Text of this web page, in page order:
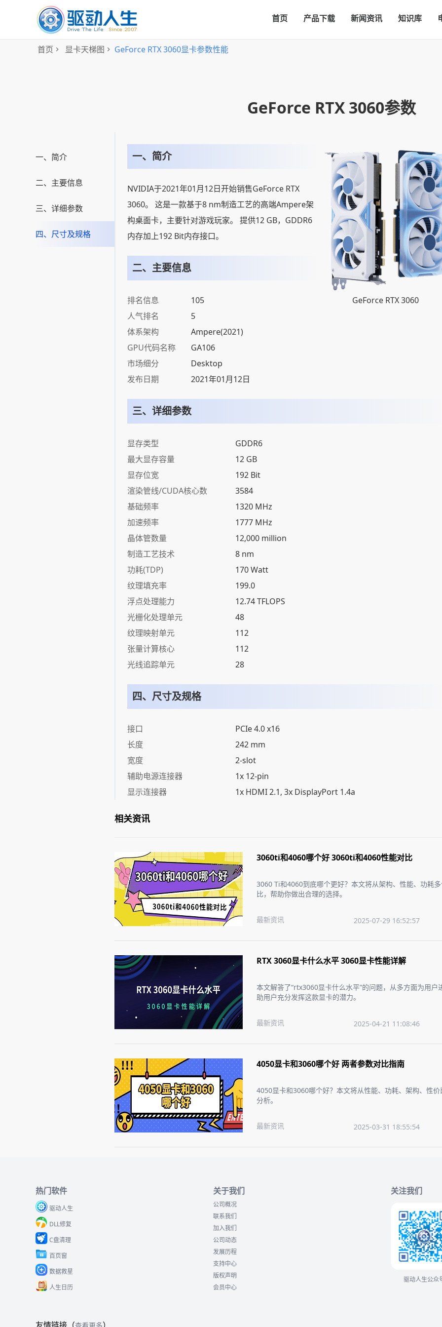
首页 产品下载 新闻资讯 知识库
首页 显卡天梯图 GeForce RTX 3060显卡参数性能
GeForce RTX 3060参数
一、简介
二、主要信息
三、详细参数
四、尺寸及规格
一、简介
NVIDIA于2021年01月12日开始销售GeForce RTX
3060。 这是一款基于8 nm制造工艺的高端Ampere架
构桌面卡，主要针对游戏玩家。 提供12 GB，GDDR6
内存加上192 Bit内存接口。
二、主要信息
排名信息
105
人气排名
5
体系架构
Ampere(2021)
GPU代码名称
GA106
市场细分
Desktop
发布日期
2021年01月12日
GeForce RTX 3060
三、详细参数
显存类型
GDDR6
最大显存容量
12 GB
显存位宽
192 Bit
渲染管线/CUDA核心数
3584
基础频率
1320 MHz
加速频率
1777 MHz
晶体管数量
12,000 million
制造工艺技术
8 nm
功耗(TDP)
170 Watt
纹理填充率
199.0
浮点处理能力
12.74 TFLOPS
光栅化处理单元
48
纹理映射单元
112
张量计算核心
112
光线追踪单元
28
四、尺寸及规格
接口
PCIe 4.0 x16
长度
242 mm
宽度
2-slot
辅助电源连接器
1x 12-pin
显示连接器
1x HDMI 2.1, 3x DisplayPort 1.4a
相关资讯
3060ti和4060哪个好 3060ti和4060性能对比
3060 Ti和4060到底哪个更好？本文将从架构、性能、功耗
比，帮助你做出合理的选择。
最新资讯 2025-07-29 16:52:57
RTX 3060显卡什么水平 3060显卡性能详解
本文解答了“rtx3060显卡什么水平”的问题，从多方面为用户
助用户充分发挥这款显卡的潜力。
最新资讯 2025-04-21 11:08:46
4050显卡和3060哪个好 两者参数对比指南
4050显卡和3060哪个好？本文将从性能、功耗、架构、性
分析。
最新资讯 2025-03-31 18:55:54
热门软件
驱动人生
DLL修复
C盘清理
百页窗
数据救星
人生日历
关于我们
公司概况
联系我们
加入我们
公司动态
发展历程
支持中心
版权声明
会员中心
关注我们
驱动人生公众